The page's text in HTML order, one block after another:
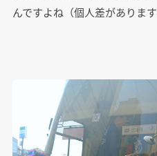
んですよね（個人差があります